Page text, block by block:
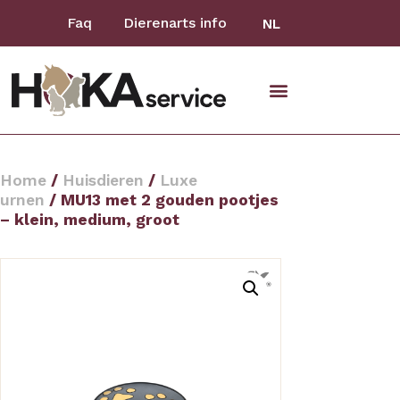
Faq Dierenarts info NL
Home / Huisdieren / Luxe
urnen / MU13 met 2 gouden pootjes
– klein, medium, groot